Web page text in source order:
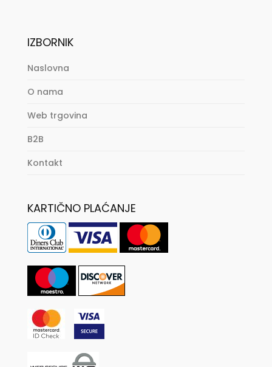
IZBORNIK
Naslovna
O nama
Web trgovina
B2B
Kontakt
KARTIČNO PLAĆANJE